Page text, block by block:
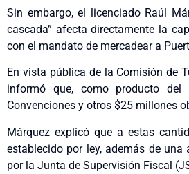
Sin embargo, el licenciado Raúl
cascada” afecta directamente la
con el mandato de mercadear a
En vista pública de la Comisión de
informó que, como producto del
Convenciones y otros $25 millones
Márquez explicó que a estas
establecido por ley, además de
por la Junta de Supervisión Fiscal